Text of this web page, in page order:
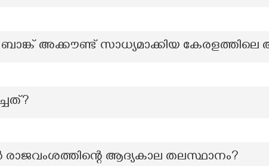
ബാങ്ക് അക്കൗണ്ട് സാധ്യമാക്കിയ കേരളത്തിലെ
ആദ്യകാല തലസ്ഥാനം?